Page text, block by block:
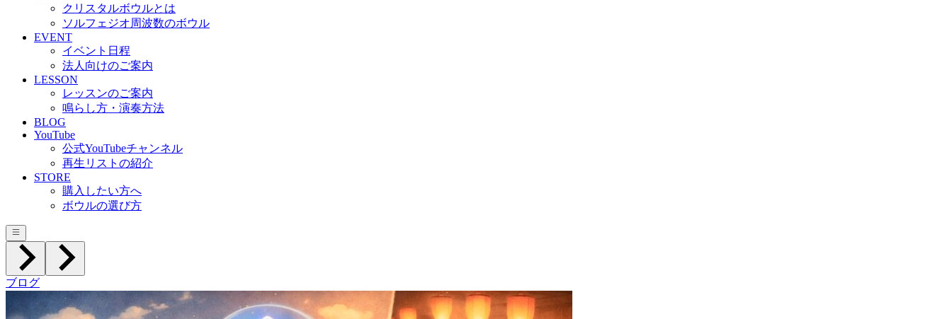
クリスタルボウルとは
ソルフェジオ周波数のボウル
EVENT
イベント日程
法人向けのご案内
LESSON
レッスンのご案内
鳴らし方・演奏方法
BLOG
YouTube
公式YouTubeチャンネル
再生リストの紹介
STORE
購入したい方へ
ボウルの選び方
ブログ